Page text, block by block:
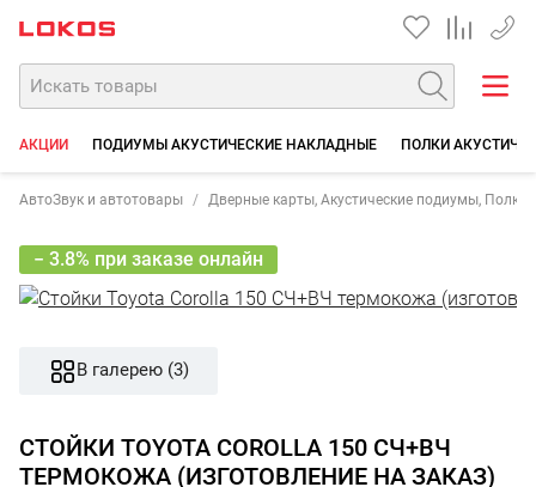
+7
АКЦИИ ПОДИУМЫ АКУСТИЧЕСКИЕ НАКЛАДНЫЕ ПОЛКИ
АвтоЗвук и автотовары Дверные карты, Акустические подиумы, Полки
− 3.8% при заказе онлайн
В галерею (3)
СТОЙКИ TOYOTA COROLLA 150 СЧ+ВЧ
ТЕРМОКОЖА (ИЗГОТОВЛЕНИЕ НА ЗАКАЗ)